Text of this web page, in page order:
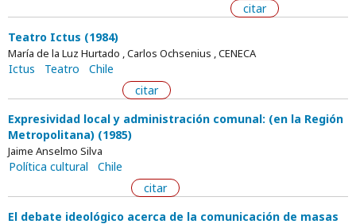
citar
Teatro Ictus (1984)
María de la Luz Hurtado , Carlos Ochsenius , CENECA
Ictus Teatro
Chile
citar
Expresividad local y administración comunal: (en la Región
Metropolitana) (1985)
Jaime Anselmo Silva
Política cultural
Chile
citar
El debate ideológico acerca de la comunicación de masas